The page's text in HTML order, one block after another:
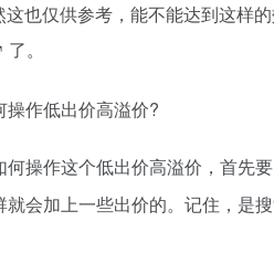
也仅供参考，能不能达到这样
了。
操作低出价高溢价?
何操作这个低出价高溢价，首先
就会加上一些出价的。记住，是